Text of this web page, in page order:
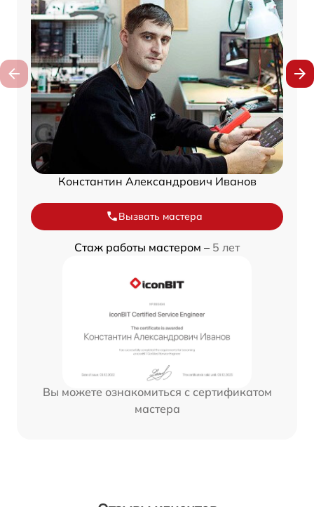
Константин Александрович Иванов
Вызвать мастера
Стаж работы мастером – 5 лет
Вы можете ознакомиться с сертификатом
мастера